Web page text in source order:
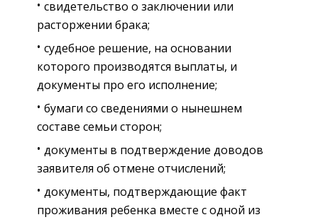
свидетельство о заключении или
расторжении брака;
судебное решение, на основании
которого производятся выплаты, и
документы про его исполнение;
бумаги со сведениями о нынешнем
составе семьи сторон;
документы в подтверждение доводов
заявителя об отмене отчислений;
документы, подтверждающие факт
проживания ребенка вместе с одной из